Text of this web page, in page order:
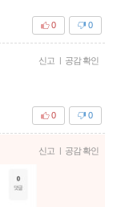
0
0
신고 | 공감 확인
0
0
신고 | 공감 확인